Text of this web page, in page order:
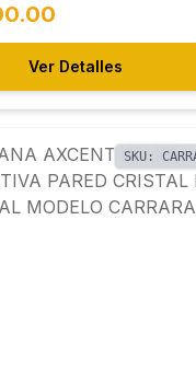
Ver Detalles
SKU: